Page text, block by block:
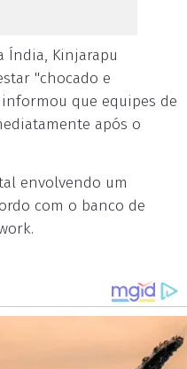
Índia, Kinjarapu
"chocado e
que equipes de
após o
envolvendo um
com o banco de